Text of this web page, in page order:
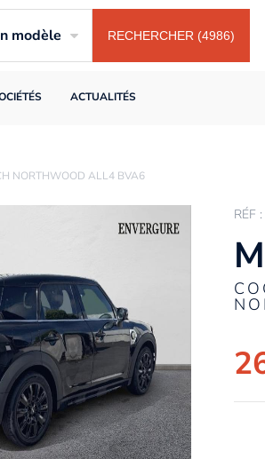
ACTUALITÉS
modèle RECHERCHER (4986)
NORTHWOOD ALL4 BVA6
RÉF